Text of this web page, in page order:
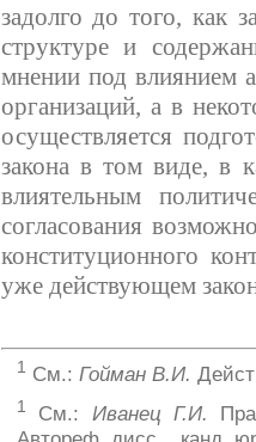
задолго до того, как
структуре и
мнении под влиянием
организаций, а в
осуществляется
закона в том виде, в
влиятельным
согласования
конституционного
уже действующем
1 См.: Гойман В.И.
1 См.: Иванец Г.И.